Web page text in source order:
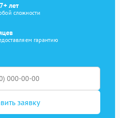
лет
сложности
гарантию
заявку